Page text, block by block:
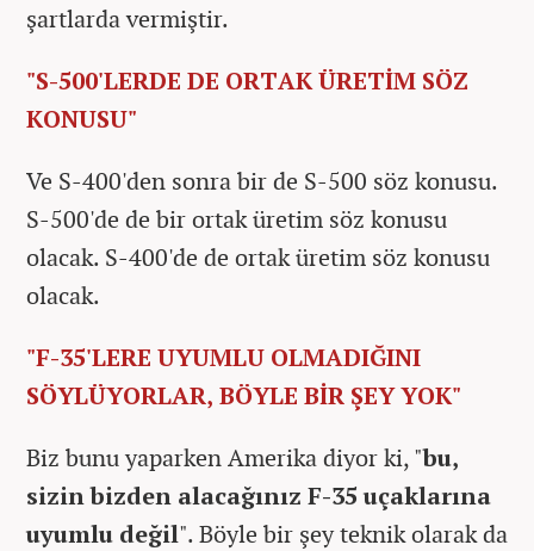
şartlarda vermiştir.
"S-500'LERDE DE ORTAK ÜRETİM SÖZ
KONUSU"
Ve S-400'den sonra bir de S-500 söz konusu.
S-500'de de bir ortak üretim söz konusu
olacak. S-400'de de ortak üretim söz konusu
olacak.
"F-35'LERE UYUMLU OLMADIĞINI
SÖYLÜYORLAR, BÖYLE BİR ŞEY YOK"
Biz bunu yaparken Amerika diyor ki, "bu,
sizin bizden alacağınız F-35 uçaklarına
uyumlu değil". Böyle bir şey teknik olarak da